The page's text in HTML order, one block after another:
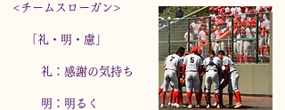
<チームスローガン>
「礼・明・慮」
礼：感謝の気持ち
明：明るく